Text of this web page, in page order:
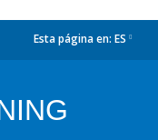
Esta página en: ES